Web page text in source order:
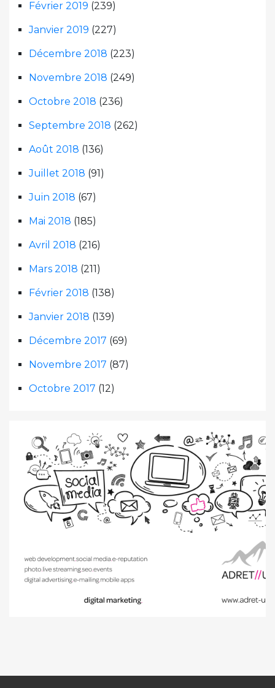
Février 2019 (239)
Janvier 2019 (227)
Décembre 2018 (223)
Novembre 2018 (249)
Octobre 2018 (236)
Septembre 2018 (262)
Août 2018 (136)
Juillet 2018 (91)
Juin 2018 (67)
Mai 2018 (185)
Avril 2018 (216)
Mars 2018 (211)
Février 2018 (138)
Janvier 2018 (139)
Décembre 2017 (69)
Novembre 2017 (87)
Octobre 2017 (12)